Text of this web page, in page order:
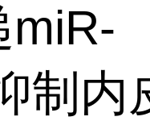
miR-
制内